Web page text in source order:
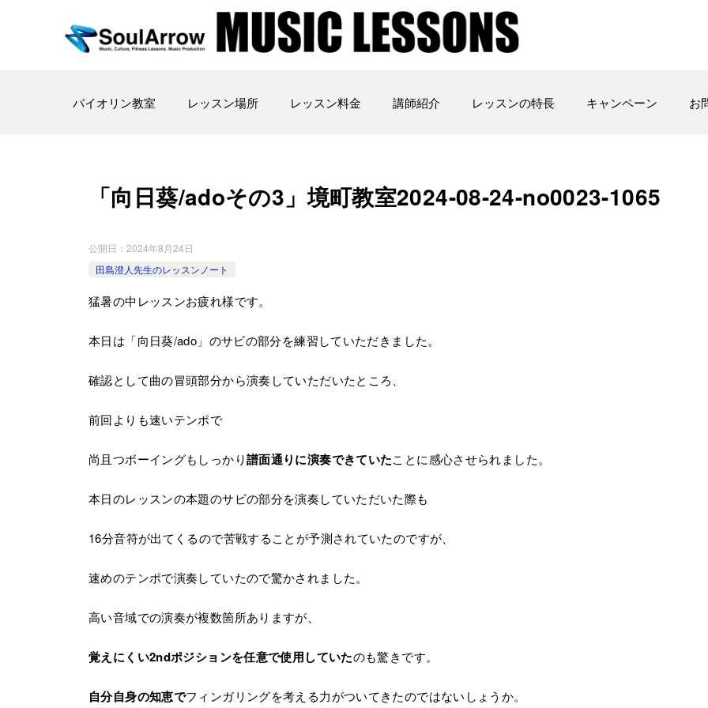
バイオリン教室 レッスン場所 レッスン料金 講師紹介 レッスンの特長 キャンペーン お
「向日葵/adoその3」境町教室2024-08-24-­no0023-­1065
公開日： 2024年8月24日
田島澄人先生のレッスンノート
猛暑の中レッスンお疲れ様です。
本日は「向日葵/ado」のサビの部分を練習していただきました。
確認として曲の冒頭部分から演奏していただいたところ、
前回よりも速いテンポで
尚且つボーイングもしっかり譜面通りに演奏できていたことに感心させられました。
本日のレッスンの本題のサビの部分を演奏していただいた際も
16分音符が出てくるので苦戦することが予測されていたのですが、
速めのテンポで演奏していたので驚かされました。
高い音域での演奏が複数箇所ありますが、
覚えにくい2ndポジションを任意で使用していたのも驚きです。
自分自身の知恵でフィンガリングを考える力がついてきたのではないしょうか。